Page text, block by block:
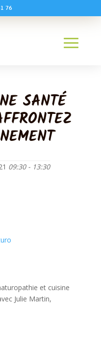
76
SANTÉ
09:30 - 13:30
et cuisine
Julie Martin,